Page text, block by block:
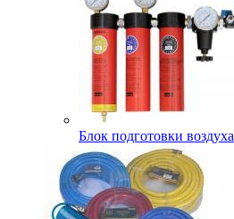
Блок подготовки воздуха